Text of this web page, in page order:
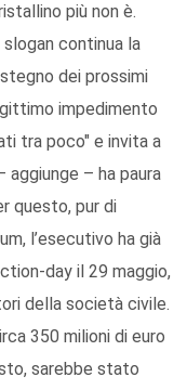
più non è.
slogan continua la
dei prossimi
impedimento
tra poco" e invita a
– ha paura
questo, pur di
l’esecutivo ha già
day il 29 maggio,
della società civile.
350 milioni di euro
sarebbe stato